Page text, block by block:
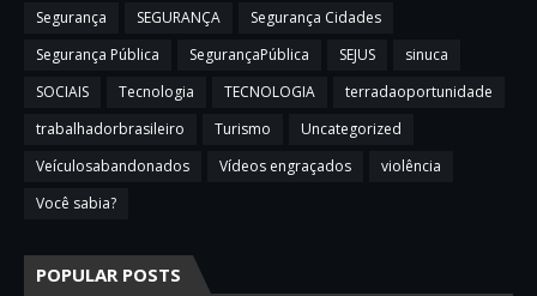
Segurança
SEGURANÇA
Segurança Cidades
Segurança Pública
SegurançaPública SEJUS
sinuca
SOCIAIS
Tecnologia TECNOLOGIA
terradaoportunidade
trabalhadorbrasileiro
Turismo
Uncategorized
Veículosabandonados
Vídeos engraçados
violência
Você sabia?
POPULAR POSTS